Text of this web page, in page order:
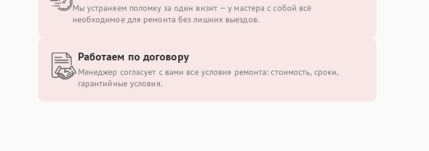
Мы устраняем поломку за один визит — у мастера с собой всё
необходимое для ремонта без лишних выездов.
Работаем по договору
Менеджер согласует с вами все условия ремонта: стоимость, сроки,
гарантийные условия.